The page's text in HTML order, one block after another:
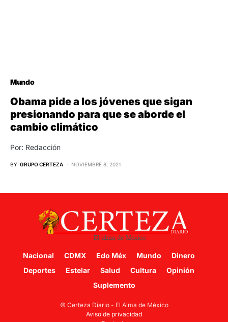
Mundo
Obama pide a los jóvenes que sigan
presionando para que se aborde el
cambio climático
Por: Redacción
BY GRUPO CERTEZA NOVIEMBRE 8, 2021
Nacional CDMX Edo Méx Mundo
Dinero
Deportes
Estelar Salud Cultura
Opinión
Suplemento
© Certeza Diario - El Alma de México
Aviso de privacidad